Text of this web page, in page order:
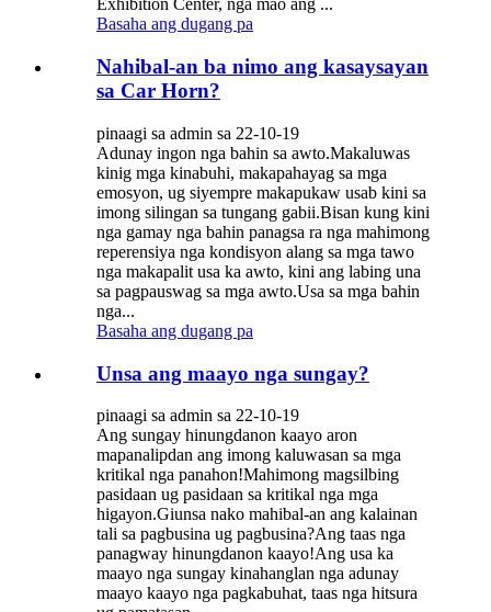
Exhibition Center, nga mao ang ...
Basaha ang dugang pa
Nahibal-an ba nimo ang kasaysayan
sa Car Horn?
pinaagi sa admin sa 22-10-19
Adunay ingon nga bahin sa awto.Makaluwas
kinig mga kinabuhi, makapahayag sa mga
emosyon, ug siyempre makapukaw usab kini sa
imong silingan sa tungang gabii.Bisan kung kini
nga gamay nga bahin panagsa ra nga mahimong
reperensiya nga kondisyon alang sa mga tawo
nga makapalit usa ka awto, kini ang labing una
sa pagpauswag sa mga awto.Usa sa mga bahin
nga...
Basaha ang dugang pa
Unsa ang maayo nga sungay?
pinaagi sa admin sa 22-10-19
Ang sungay hinungdanon kaayo aron
mapanalipdan ang imong kaluwasan sa mga
kritikal nga panahon!Mahimong magsilbing
pasidaan ug pasidaan sa kritikal nga mga
higayon.Giunsa nako mahibal-an ang kalainan
tali sa pagbusina ug pagbusina?Ang taas nga
panagway hinungdanon kaayo!Ang usa ka
maayo nga sungay kinahanglan nga adunay
maayo kaayo nga pagkabuhat, taas nga hitsura